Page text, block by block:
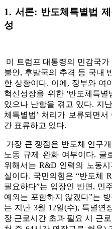
1. 서론: 반도체특별법
성
미 트럼프 대통령의 민감국
불안, 후발국의 추격 등 국내
한 상황이다. 이에, 정부와 여
혁신성장을 위한 '반도체특
있으나 난항을 겪고 있다. 지
체특별법’ 처리가 보류되면
간 표류하고 있다.
가장 큰 쟁점은 반도체 연구
노동 규제 완화 여부이다. 글
위해서는 R&D 인력의 노동
실이다. 국민의힘은 “반도체
필요하다”는 입장인 반면, 민
예외는 포함하지 않겠다”는
는 지난 3월 12일(수), 특별연
장 근로시간 초과 필요 시 근